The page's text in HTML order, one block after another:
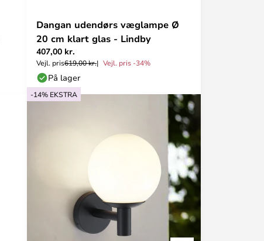
Dangan udendørs væglampe Ø
20 cm klart glas - Lindby
407,00 kr.
Vejl. pris619,00 kr. Vejl. pris -34%
På lager
-14% EKSTRA